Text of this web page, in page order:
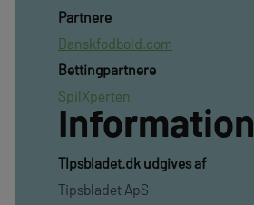
Partnere
Danskfodbold.com
Bettingpartnere
SpilXperten
Information
TIpsbladet.dk udgives af
Tipsbladet ApS